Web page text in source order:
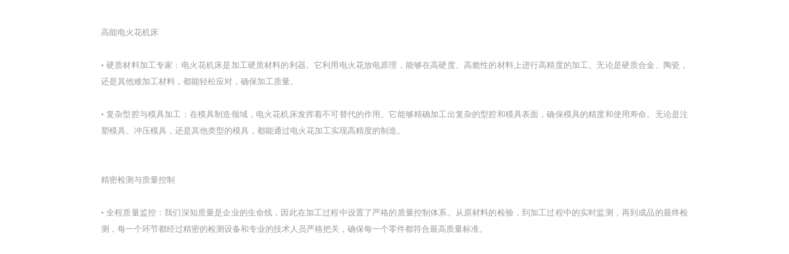
高能电火花机床
• 硬质材料加工专家：电火花机床是加工硬质材料的利器。它利用电火花放电原理，能够在高硬度、高脆性的材料上进行高精度的加工。无论是硬质合金、陶瓷，
还是其他难加工材料，都能轻松应对，确保加工质量。
• 复杂型腔与模具加工：在模具制造领域，电火花机床发挥着不可替代的作用。它能够精确加工出复杂的型腔和模具表面，确保模具的精度和使用寿命。无论是注
塑模具、冲压模具，还是其他类型的模具，都能通过电火花加工实现高精度的制造。
精密检测与质量控制
• 全程质量监控：我们深知质量是企业的生命线，因此在加工过程中设置了严格的质量控制体系。从原材料的检验，到加工过程中的实时监测，再到成品的最终检
测，每一个环节都经过精密的检测设备和专业的技术人员严格把关，确保每一个零件都符合最高质量标准。